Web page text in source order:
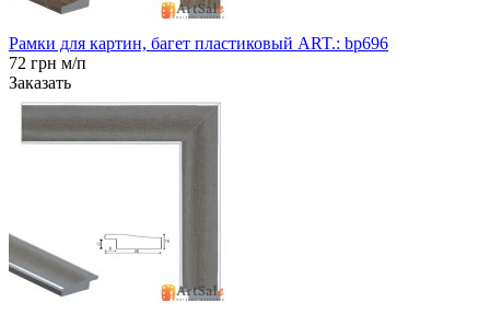
Рамки для картин, багет пластиковый ART.: bp696
72 грн м/п
Заказать